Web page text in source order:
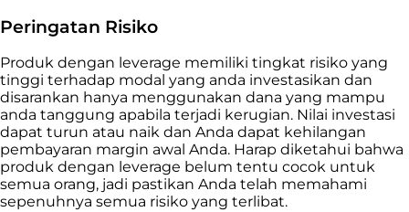
Peringatan Risiko
Produk dengan leverage memiliki tingkat risiko yang
tinggi terhadap modal yang anda investasikan dan
disarankan hanya menggunakan dana yang mampu
anda tanggung apabila terjadi kerugian. Nilai investasi
dapat turun atau naik dan Anda dapat kehilangan
pembayaran margin awal Anda. Harap diketahui bahwa
produk dengan leverage belum tentu cocok untuk
semua orang, jadi pastikan Anda telah memahami
sepenuhnya semua risiko yang terlibat.